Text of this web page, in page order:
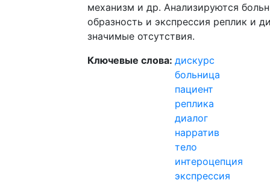
механизм и др. Анализируются
образность и экспрессия реплик и
значимые отсутствия.
Ключевые слова: дискурс
больница
пациент
реплика
диалог
нарратив
тело
интероцепция
экспрессия